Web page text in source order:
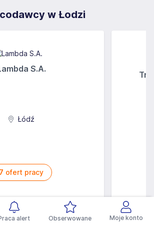
alert Obserwowane Moje konto
w Łodzi
S.A.
Łódź
7 ofert pracy